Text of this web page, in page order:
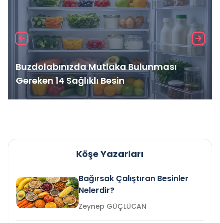
Buzdolabınızda Mutlaka Bulunması
Gereken 14 Sağlıklı Besin
Köşe Yazarları
Bağırsak Çalıştıran Besinler
Nelerdir?
Zeynep GÜÇLÜCAN